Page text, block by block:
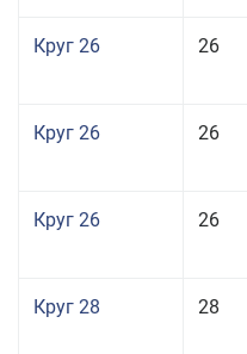
Круг 26 26
Круг 26 26
Круг 26 26
Круг 28 28